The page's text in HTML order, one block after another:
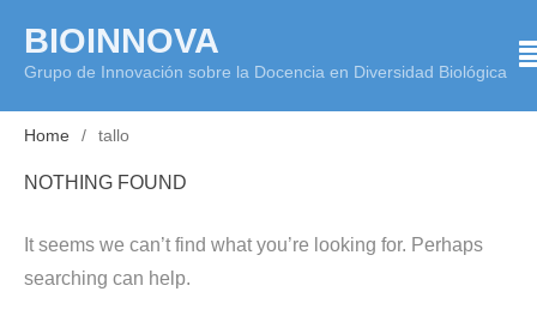
content
BIOINNOVA
Grupo de Innovación sobre la Docencia en Diversidad Biológica
Home tallo
NOTHING FOUND
It seems we can’t find what you’re looking for. Perhaps
searching can help.